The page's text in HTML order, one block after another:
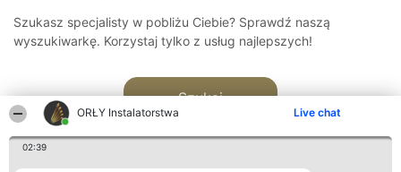
ORŁY Instalatorstwa Live chat
02:39
Szukasz specjalisty w pobliżu Ciebie? Sprawdź naszą
wyszukiwarkę. Korzystaj tylko z usług najlepszych!
Szukaj